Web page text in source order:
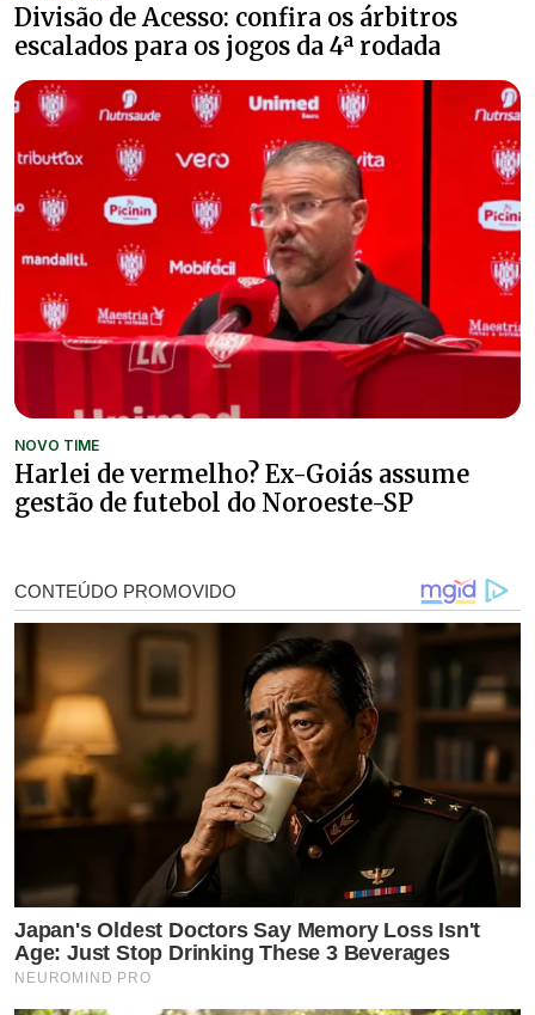
Divisão de Acesso: confira os árbitros
escalados para os jogos da 4ª rodada
NOVO TIME
Harlei de vermelho? Ex-Goiás assume
gestão de futebol do Noroeste-SP